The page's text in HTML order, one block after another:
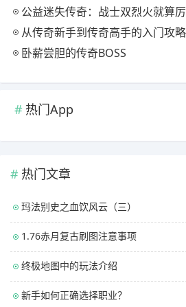
公益迷失传奇：战士双烈火就算厉害了？
从传奇新手到传奇高手的入门攻略
卧薪尝胆的传奇BOSS
热门App
热门文章
玛法别史之血饮风云（三）
1.76赤月复古刷图注意事项
终极地图中的玩法介绍
新手如何正确选择职业？